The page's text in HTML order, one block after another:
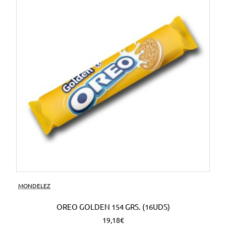
MONDELEZ
OREO GOLDEN 154 GRS. (16UDS)
19,18€